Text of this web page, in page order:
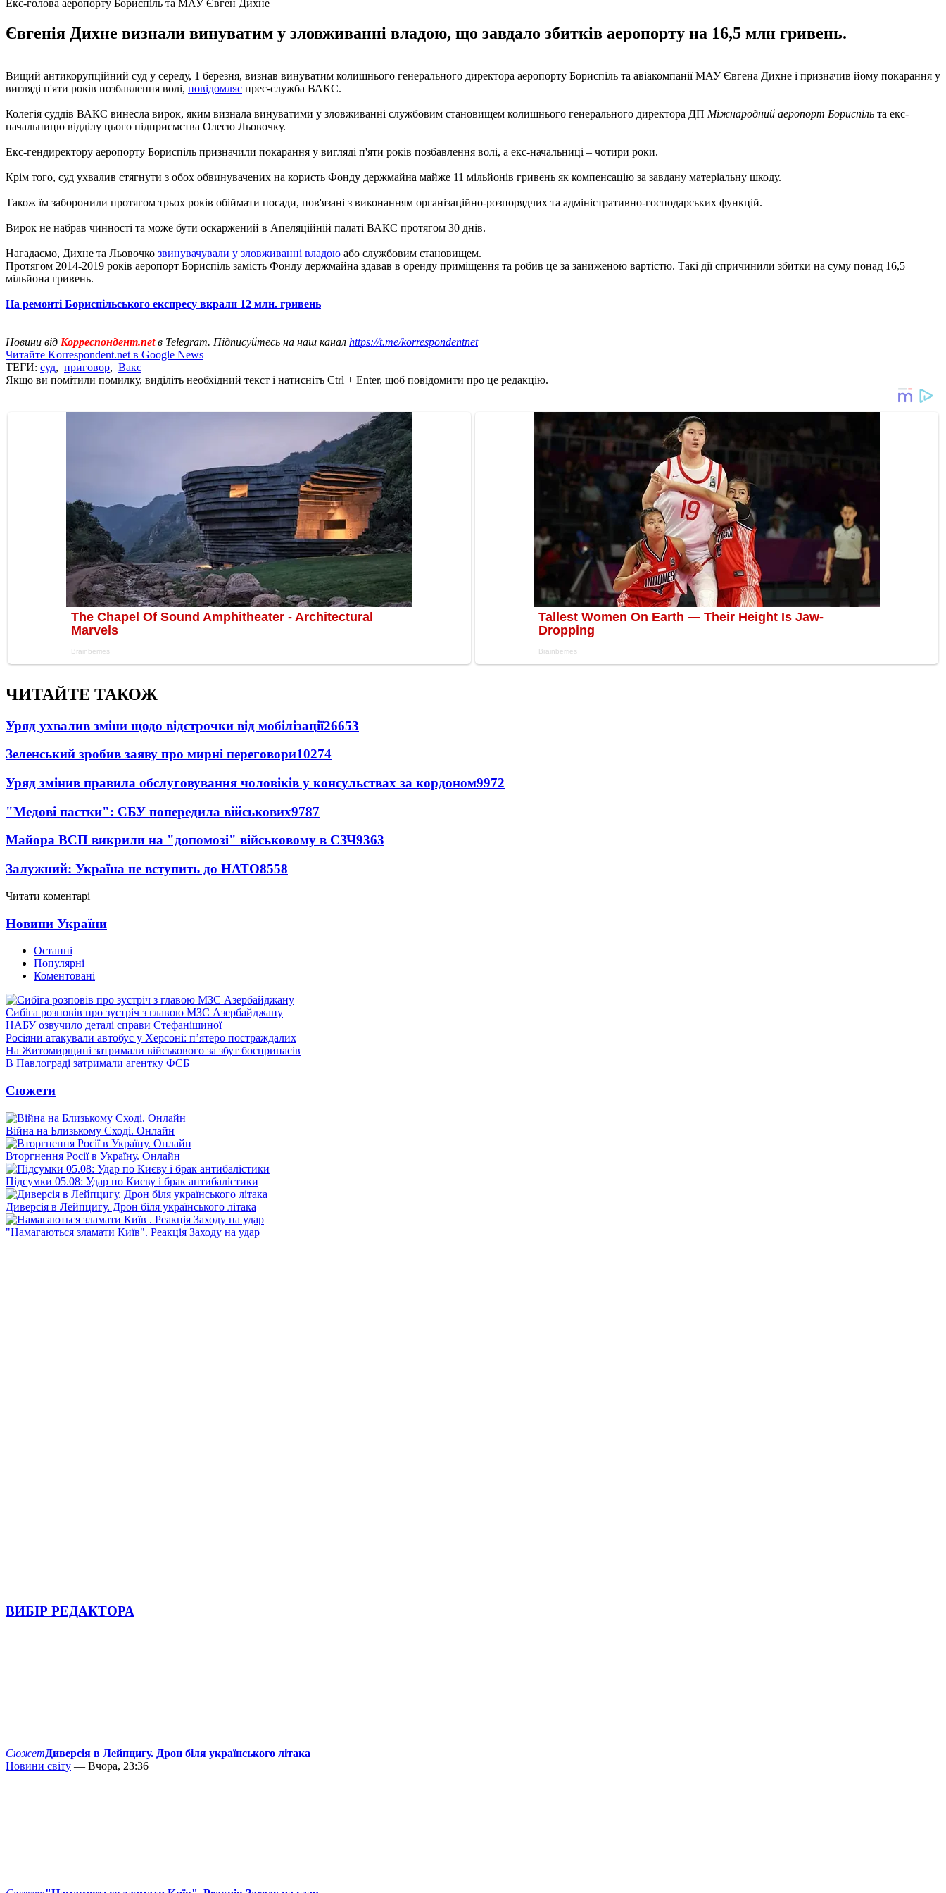
Екс-голова аеропорту Бориспіль та МАУ Євген Дихне
Євгенія Дихне визнали винуватим у зловживанні владою, що завдало збитків аеропорту на 16,5 млн гривень.
Вищий антикорупційний суд у середу, 1 березня, визнав винуватим колишнього генерального директора аеропорту Бориспіль та авіакомпанії МАУ Євгена Дихне і призначив йому покарання у
вигляді п'яти років позбавлення волі, повідомляє прес-служба ВАКС.
Колегія суддів ВАКС винесла вирок, яким визнала винуватими у зловживанні службовим становищем колишнього генерального директора ДП Міжнародний аеропорт Бориспіль та екс-
начальницю відділу цього підприємства Олесю Льовочку.
Екс-гендиректору аеропорту Бориспіль призначили покарання у вигляді п'яти років позбавлення волі, а екс-начальниці – чотири роки.
Крім того, суд ухвалив стягнути з обох обвинувачених на користь Фонду держмайна майже 11 мільйонів гривень як компенсацію за завдану матеріальну шкоду.
Також їм заборонили протягом трьох років обіймати посади, пов'язані з виконанням організаційно-розпорядчих та адміністративно-господарських функцій.
Вирок не набрав чинності та може бути оскаржений в Апеляційній палаті ВАКС протягом 30 днів.
Нагадаємо, Дихне та Льовочко звинувачували у зловживанні владою або службовим становищем.
Протягом 2014-2019 років аеропорт Бориспіль замість Фонду держмайна здавав в оренду приміщення та робив це за заниженою вартістю. Такі дії спричинили збитки на суму понад 16,5
мільйона гривень.
На ремонті Бориспільського експресу вкрали 12 млн. гривень
Новини від Корреспондент.netв Telegram. Підписуйтесь на наш канал https://t.me/korrespondentnet
Читайте Korrespondent.net в Google News
ТЕГИ: суд, приговор, Вакс
Якщо ви помітили помилку, виділіть необхідний текст і натисніть Ctrl + Enter, щоб повідомити про це редакцію.
ЧИТАЙТЕ ТАКОЖ
Уряд ухвалив зміни щодо відстрочки від мобілізації26653
Зеленський зробив заяву про мирні переговори10274
Уряд змінив правила обслуговування чоловіків у консульствах за кордоном9972
"Медові пастки": СБУ попередила військових9787
Майора ВСП викрили на "допомозі" військовому в СЗЧ9363
Залужний: Україна не вступить до НАТО8558
Читати коментарі
Новини України
Останні
Популярні
Коментовані
Сибіга розповів про зустріч з главою МЗС Азербайджану
НАБУ озвучило деталі справи Стефанішиної
Росіяни атакували автобус у Херсоні: п’ятеро постраждалих
На Житомирщині затримали військового за збут боєприпасів
В Павлограді затримали агентку ФСБ
Сюжети
Війна на Близькому Сході. Онлайн
Вторгнення Росії в Україну. Онлайн
Підсумки 05.08: Удар по Києву і брак антибалістики
Диверсія в Лейпцигу. Дрон біля українського літака
"Намагаються зламати Київ". Реакція Заходу на удар
ВИБІР РЕДАКТОРА
СюжетДиверсія в Лейпцигу. Дрон біля українського літака
Новини світу — Вчора, 23:36